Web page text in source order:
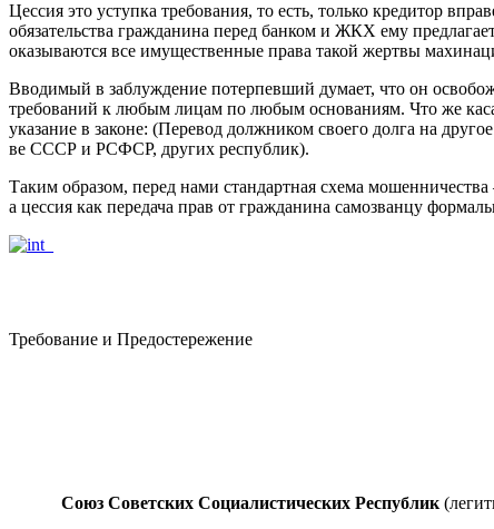
Цессия это уступка требования, то есть, только кредитор
обязательства гражданина перед банком и ЖКХ ему
оказываются все имущественные права такой жертвы
Вводимый в заблуждение потерпевший думает, что он
требований к любым лицам по любым основаниям. Что же
указание в законе: (Перевод должником своего долга на
ве СССР и РСФСР, других республик).
Таким образом, перед нами стандартная схема
а цессия как передача прав от гражданина самозванцу
Требование и Предостережение
Союз Советских Социалистических Республик